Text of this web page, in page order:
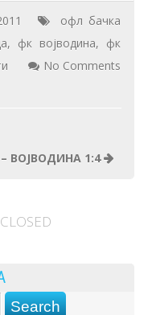
офл бачка
, фк војводина, фк
No Comments
ВОЈВОДИНА 1:4